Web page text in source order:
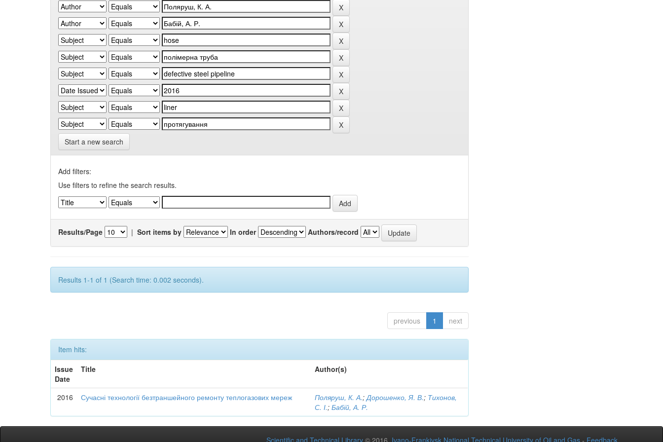
Start a new search
Add filters:
Use filters to refine the search results.
Results/Page | Sort items by In order Authors/record
Results 1-1 of 1 (Search time: 0.002 seconds).
previous 1 next
Item hits:
Issue
Date
Title Author(s)
2016 Сучасні технології безтраншейного ремонту теплогазових мереж Поляруш, К. А.;Дорошенко, Я. В.; Тихонов,
С. І.;Бабій, А. Р.
Scientific and Technical Library © 2016 Ivano-Frankivsk National Technical University of Oil and Gas - Feedback